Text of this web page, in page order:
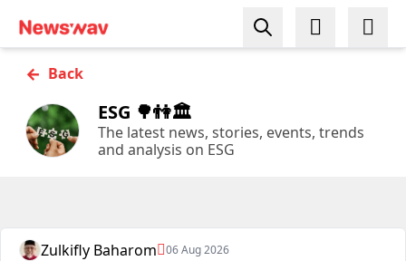
← Back
ESG 🌳👫🏛
The latest news, stories, events, trends
and analysis on ESG
Zulkifly Baharom 06 Aug 2026